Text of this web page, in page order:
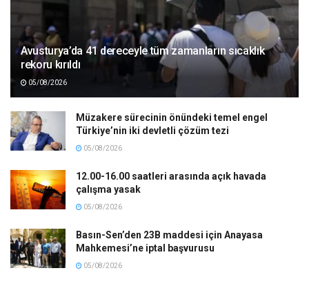
Avusturya’da 41 dereceyle tüm zamanların sıcaklık
rekoru kırıldı
05/08/2026
Müzakere sürecinin önündeki temel engel
Türkiye’nin iki devletli çözüm tezi
05/08/2026
12.00-16.00 saatleri arasında açık havada
çalışma yasak
05/08/2026
Basın-Sen’den 23B maddesi için Anayasa
Mahkemesi’ne iptal başvurusu
05/08/2026